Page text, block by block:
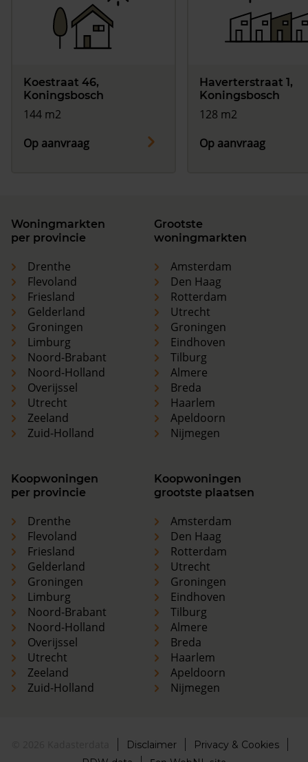
Koestraat 46,
Koningsbosch
144 m2
Op aanvraag
Haverterstraat 1,
Koningsbosch
128 m2
Op aanvraag
Woningmarkten
per provincie
Drenthe
Flevoland
Friesland
Gelderland
Groningen
Limburg
Noord-Brabant
Noord-Holland
Overijssel
Utrecht
Zeeland
Zuid-Holland
Grootste
woningmarkten
Amsterdam
Den Haag
Rotterdam
Utrecht
Groningen
Eindhoven
Tilburg
Almere
Breda
Haarlem
Apeldoorn
Nijmegen
Koopwoningen
per provincie
Drenthe
Flevoland
Friesland
Gelderland
Groningen
Limburg
Noord-Brabant
Noord-Holland
Overijssel
Utrecht
Zeeland
Zuid-Holland
Koopwoningen
grootste plaatsen
Amsterdam
Den Haag
Rotterdam
Utrecht
Groningen
Eindhoven
Tilburg
Almere
Breda
Haarlem
Apeldoorn
Nijmegen
Disclaimer
Privacy & Cookies